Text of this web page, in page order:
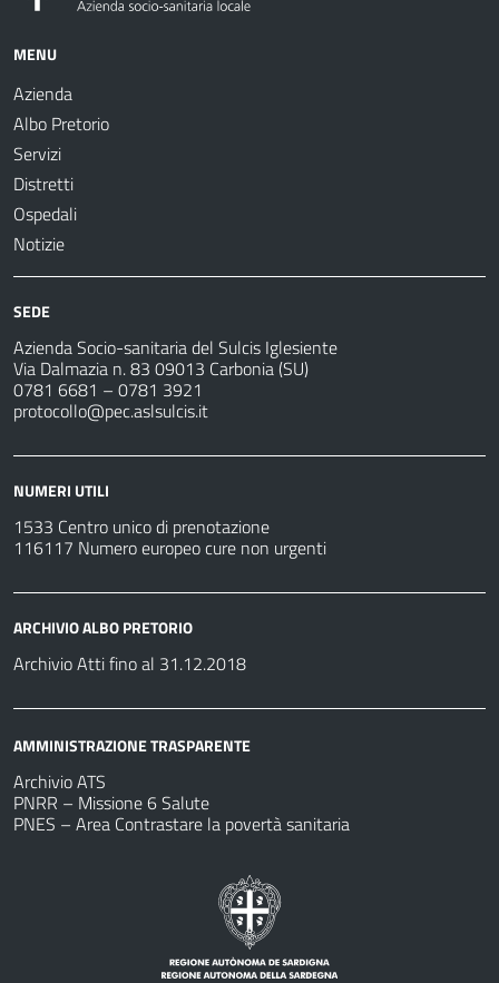
MENU
Azienda
Albo Pretorio
Servizi
Distretti
Ospedali
Notizie
SEDE
Azienda Socio-sanitaria del Sulcis Iglesiente
Via Dalmazia n. 83 09013 Carbonia (SU)
0781 6681 – 0781 3921
protocollo@pec.aslsulcis.it
NUMERI UTILI
1533 Centro unico di prenotazione
116117 Numero europeo cure non urgenti
ARCHIVIO ALBO PRETORIO
Archivio Atti fino al 31.12.2018
AMMINISTRAZIONE TRASPARENTE
Archivio ATS
PNRR – Missione 6 Salute
PNES – Area Contrastare la povertà sanitaria